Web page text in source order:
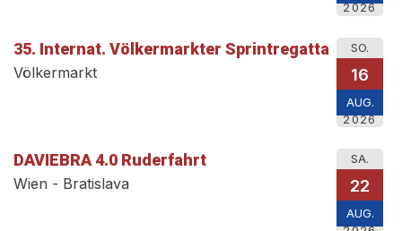
2026
SO.
16
AUG.
2026
35. Internat. Völkermarkter Sprintregatta
Völkermarkt
SA.
22
AUG.
DAVIEBRA 4.0 Ruderfahrt
Wien - Bratislava